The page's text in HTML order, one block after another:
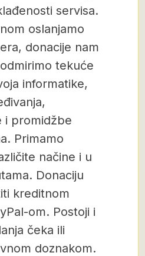
servisa.
oslanjamo
donacije nam
tekuće
informatike,
i promidžbe
Primamo
načine i u
Donaciju
kreditnom
om. Postoji i
čeka ili
doznakom.